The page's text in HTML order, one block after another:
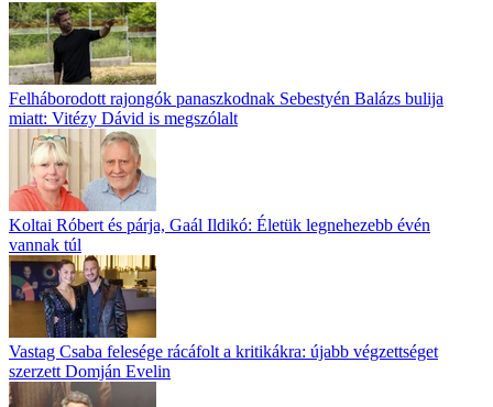
Felháborodott rajongók panaszkodnak Sebestyén Balázs bulija
miatt: Vitézy Dávid is megszólalt
Koltai Róbert és párja, Gaál Ildikó: Életük legnehezebb évén
vannak túl
Vastag Csaba felesége rácáfolt a kritikákra: újabb végzettséget
szerzett Domján Evelin